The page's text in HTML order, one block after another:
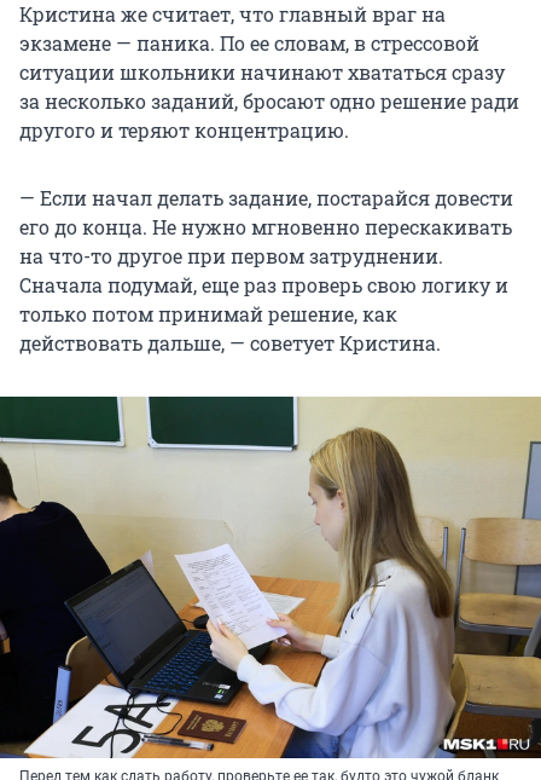
Кристина же считает, что главный враг на
экзамене — паника. По ее словам, в стрессовой
ситуации школьники начинают хвататься сразу
за несколько заданий, бросают одно решение ради
другого и теряют концентрацию.
— Если начал делать задание, постарайся довести
его до конца. Не нужно мгновенно перескакивать
на что-то другое при первом затруднении.
Сначала подумай, еще раз проверь свою логику и
только потом принимай решение, как
действовать дальше, — советует Кристина.